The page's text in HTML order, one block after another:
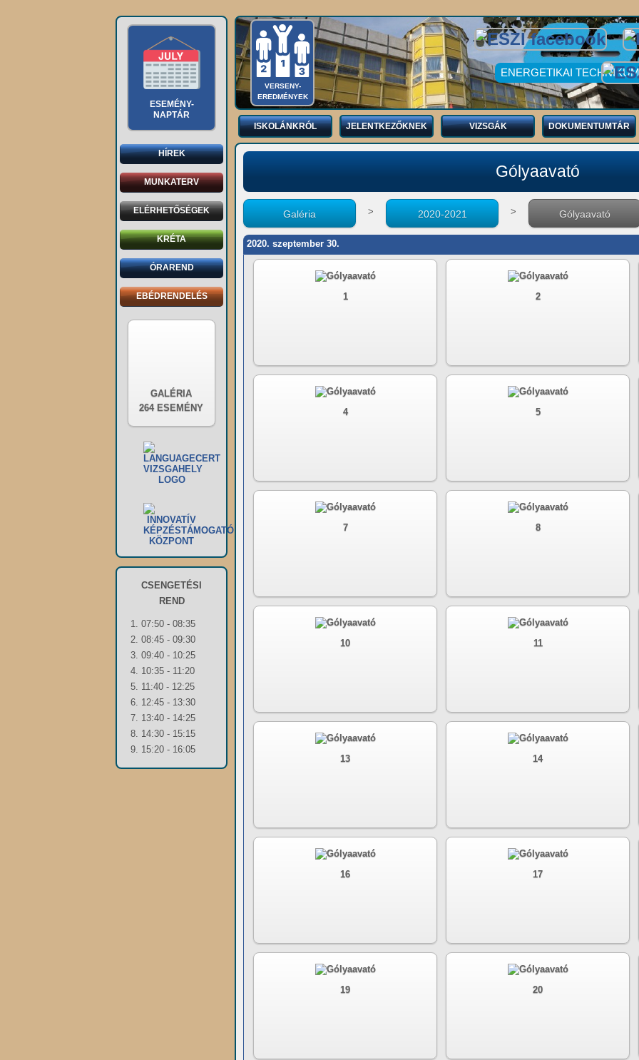
ESEMÉNY-
NAPTÁR
HÍREK
MUNKATERV
ELÉRHETŐSÉGEK
KRÉTA
ÓRAREND
EBÉDRENDELÉS
GALÉRIA
264 ESEMÉNY
CSENGETÉSI
REND
1. 07:50 - 08:35
2. 08:45 - 09:30
3. 09:40 - 10:25
4. 10:35 - 11:20
5. 11:40 - 12:25
6. 12:45 - 13:30
7. 13:40 - 14:25
8. 14:30 - 15:15
9. 15:20 - 16:05
VERSENY-
EREDMÉNYEK
ENERGETIKAI
ISKOLÁNKRÓL JELENTKEZŐKNEK VIZSGÁK DOKUMENTUMTÁR
Gólyaavató
Galéria > 2020-2021 > Gólyaavató
2020. szeptember 30.
1 2
4 5
7 8
10 11
13 14
16 17
19 20